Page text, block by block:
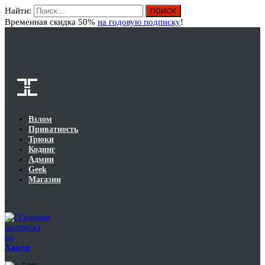
Найти:
Временная скидка 50% на годовую подписку!
Взлом
Приватность
Трюки
Кодинг
Админ
Geek
Магазин
Годовая
подписка
на
Хакер